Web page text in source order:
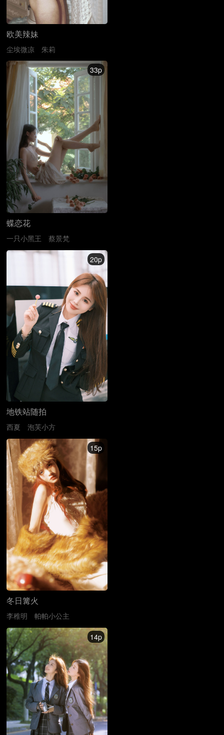
欧美辣妹
尘埃微凉 朱莉
33p
蝶恋花
一只小黑王 蔡景梵
20p
地铁站随拍
西夏 泡芙小方
15p
冬日篝火
李稚明 帕帕小公主
14p